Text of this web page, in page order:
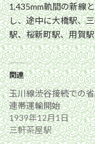
1,435mm軌間の新線
し、途中に大橋駅、
駅、桜新町駅、用賀
関連
玉川線渋谷接続での
連帯運輸開始
1939年12月1日
三軒茶屋駅